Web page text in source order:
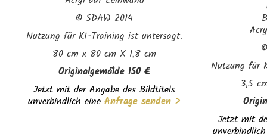
©SDAW 2014
Nutzung für KI-Training ist untersagt.
80 cm x 80 cm X 1,8 cm
Originalgemälde 150 €
Jetzt mit der Angabe des Bildtitels
unverbindlich eine Anfrage senden >
Nutzung für
3,5
Jetzt mit